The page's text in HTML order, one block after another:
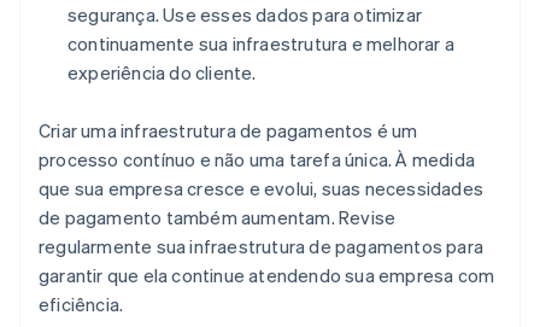
segurança. Use esses dados para otimizar
continuamente sua infraestrutura e melhorar a
experiência do cliente.
Criar uma infraestrutura de pagamentos é um
processo contínuo e não uma tarefa única. À medida
que sua empresa cresce e evolui, suas necessidades
de pagamento também aumentam. Revise
regularmente sua infraestrutura de pagamentos para
garantir que ela continue atendendo sua empresa com
eficiência.